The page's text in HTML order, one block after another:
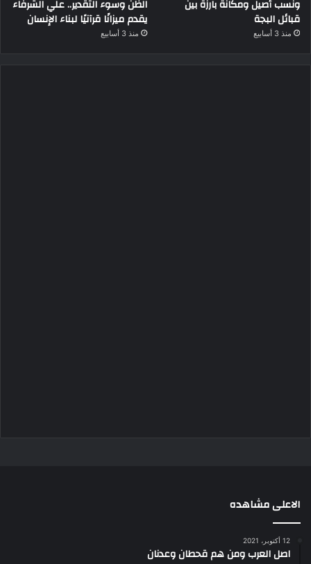
ونسب أصيل ومكانة بارزة بين
قبائل البجة
منذ 3 أسابيع
الظن وسوء التقدير.. علي الشرفاء
يقدم ميزانًا قرآنيًا لبناء الإنسان
منذ 3 أسابيع
الاعلى مشاهده
12 أكتوبر، 2021
اصل العرب ومن هم قحطان وعدنان